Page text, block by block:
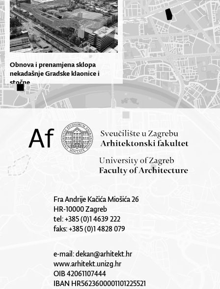
Obnova i prenamjena sklopa
nekadašnje Gradske klaonice i
stočne...
Fra Andrije Kačića Miošića 26
HR-10000 Zagreb
tel: +385 (0)1 4639 222
faks: +385 (0)1 4828 079
e-mail:dekan@arhitekt.hr
www.arhitekt.unizg.hr
OIB 42061107444
IBAN HR5623600001101225521